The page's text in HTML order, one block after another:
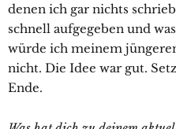
denen ich gar nichts
schnell aufgegeben und
würde ich meinem
nicht. Die Idee war gut.
Ende.